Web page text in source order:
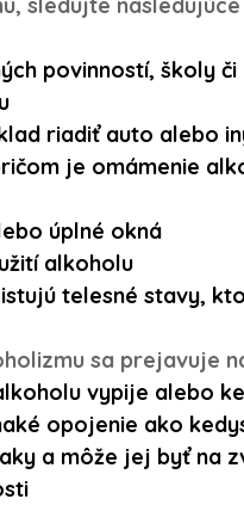
povinností, školy či
riadiť auto alebo
je omámenie
úplné okná
alkoholu
telesné stavy,
sa prejavuje
vypije alebo
opojenie ako
a môže jej byť na